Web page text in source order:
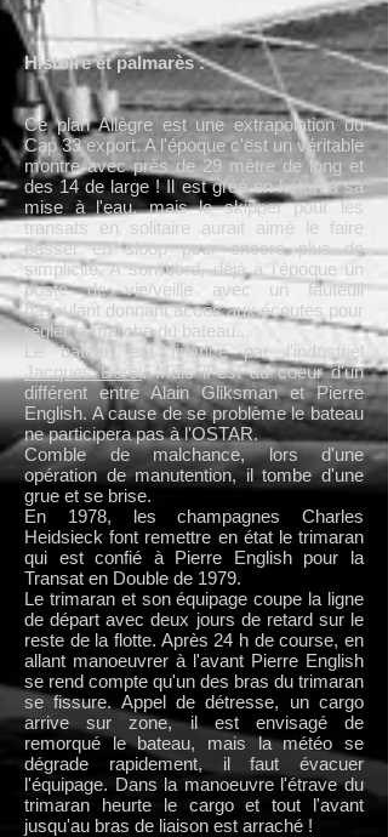
Histoire et palmarès :
Ce plan Allègre est une extrapolation du
Cap 33 export. A l'époque c'est un véritable
montre avec près de 29 mètre de long et
des 14 de large ! Il est gréé en ketch à sa
mise à l'eau, mais le skipper pour les
transats en solitaire aurait aimé le faire
passer en sloop pour encore plus de
simplicité. A son bord, déjà à l'époque un
poste de vie/veille avec un fauteuil
basculant donnant accès aux écoutes pour
régler la marche du bateau...
Le bateau est financé par l'industriel
Jacques Borel. Mais il est au coeur d'un
différent entre Alain Gliksman et Pierre
English. A cause de se problème le bateau
ne participera pas à l'OSTAR.
Comble de malchance, lors d'une
opération de manutention, il tombe d'une
grue et se brise.
En 1978, les champagnes Charles
Heidsieck font remettre en état le trimaran
qui est confié à Pierre English pour la
Transat en Double de 1979.
Le trimaran et son équipage coupe la ligne
de départ avec deux jours de retard sur le
reste de la flotte. Après 24 h de course, en
allant manoeuvrer à l'avant Pierre English
se rend compte qu'un des bras du trimaran
se fissure. Appel de détresse, un cargo
arrive sur zone, il est envisagé de
remorqué le bateau, mais la météo se
dégrade rapidement, il faut évacuer
l'équipage. Dans la manoeuvre l'étrave du
trimaran heurte le cargo et tout l'avant
jusqu'au bras de liaison est arraché !